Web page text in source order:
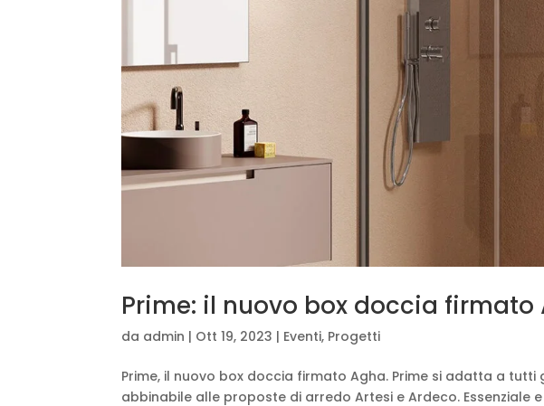
Prime: il nuovo box doccia firmato
da admin | Ott 19, 2023 | Eventi, Progetti
Prime, il nuovo box doccia firmato Agha. Prime si adatta a
abbinabile alle proposte di arredo Artesi e Ardeco. Essenziale